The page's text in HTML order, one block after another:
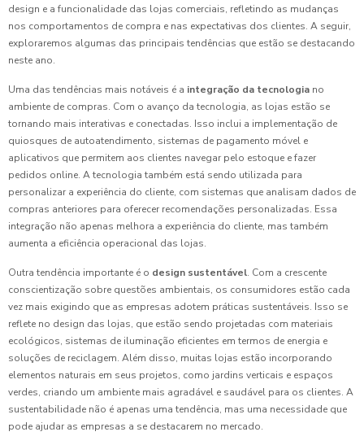
design e a funcionalidade das lojas comerciais, refletindo as mudanças
nos comportamentos de compra e nas expectativas dos clientes. A seguir,
exploraremos algumas das principais tendências que estão se destacando
neste ano.
Uma das tendências mais notáveis é a integração da tecnologia no
ambiente de compras. Com o avanço da tecnologia, as lojas estão se
tornando mais interativas e conectadas. Isso inclui a implementação de
quiosques de autoatendimento, sistemas de pagamento móvel e
aplicativos que permitem aos clientes navegar pelo estoque e fazer
pedidos online. A tecnologia também está sendo utilizada para
personalizar a experiência do cliente, com sistemas que analisam dados de
compras anteriores para oferecer recomendações personalizadas. Essa
integração não apenas melhora a experiência do cliente, mas também
aumenta a eficiência operacional das lojas.
Outra tendência importante é o design sustentável. Com a crescente
conscientização sobre questões ambientais, os consumidores estão cada
vez mais exigindo que as empresas adotem práticas sustentáveis. Isso se
reflete no design das lojas, que estão sendo projetadas com materiais
ecológicos, sistemas de iluminação eficientes em termos de energia e
soluções de reciclagem. Além disso, muitas lojas estão incorporando
elementos naturais em seus projetos, como jardins verticais e espaços
verdes, criando um ambiente mais agradável e saudável para os clientes. A
sustentabilidade não é apenas uma tendência, mas uma necessidade que
pode ajudar as empresas a se destacarem no mercado.